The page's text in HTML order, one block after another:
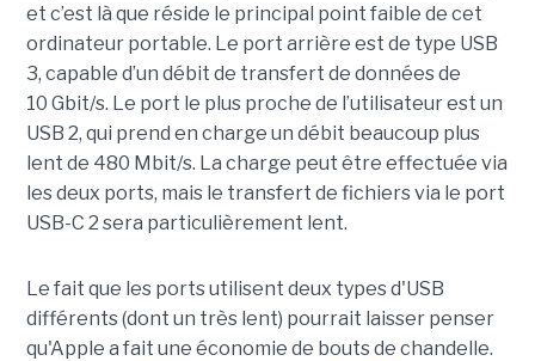
et c’est là que réside le principal point faible de cet
ordinateur portable. Le port arrière est de type USB
3, capable d’un débit de transfert de données de
10 Gbit/s. Le port le plus proche de l’utilisateur est un
USB 2, qui prend en charge un débit beaucoup plus
lent de 480 Mbit/s. La charge peut être effectuée via
les deux ports, mais le transfert de fichiers via le port
USB-C 2 sera particulièrement lent.
Le fait que les ports utilisent deux types d'USB
différents (dont un très lent) pourrait laisser penser
qu'Apple a fait une économie de bouts de chandelle.